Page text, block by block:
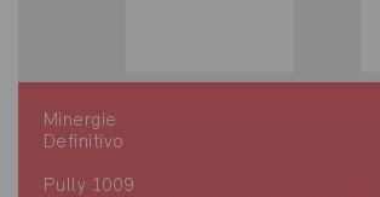
Minergie
Definitivo
Pully 1009